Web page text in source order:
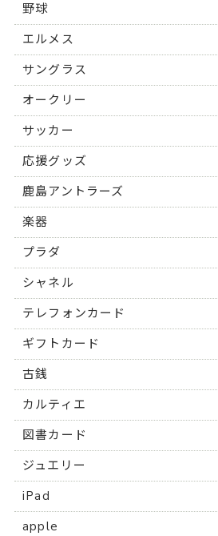
野球
エルメス
サングラス
オークリー
サッカー
応援グッズ
鹿島アントラーズ
楽器
プラダ
シャネル
テレフォンカード
ギフトカード
古銭
カルティエ
図書カード
ジュエリー
iPad
apple